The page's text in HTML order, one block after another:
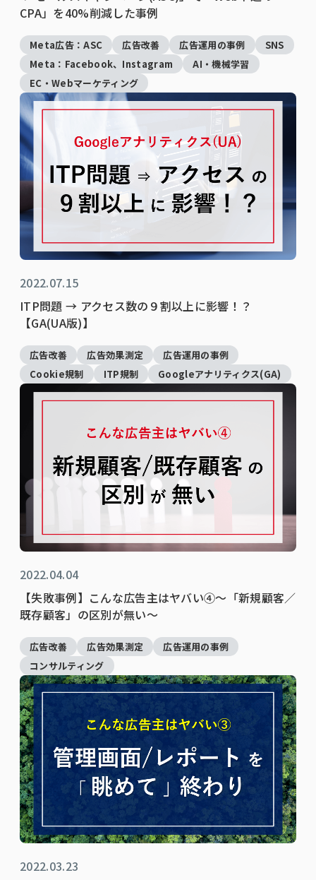
CPA」を40%削減した事例
Meta広告：ASC 広告改善 広告運用の事例
SNS
Meta：Facebook、Instagram
AI・機械学習
EC・Webマーケティング
2022.07.15
ITP問題 → アクセス数の９割以上に影響！？
【GA(UA版)】
広告改善 広告効果測定
広告運用の事例
Cookie規制
ITP規制 Googleアナリティクス(GA)
2022.04.04
【失敗事例】こんな広告主はヤバい④～「新規顧客／
既存顧客」の区別が無い～
広告改善 広告効果測定
広告運用の事例
コンサルティング
2022.03.23